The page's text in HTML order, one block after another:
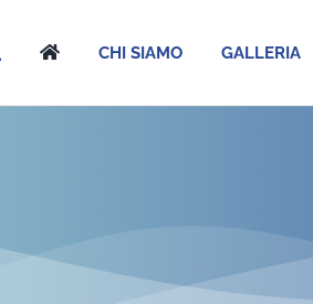
CHI SIAMO GALLERIA